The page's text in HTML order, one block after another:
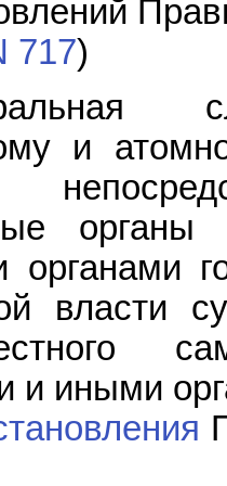
717)
и
власти
и иными